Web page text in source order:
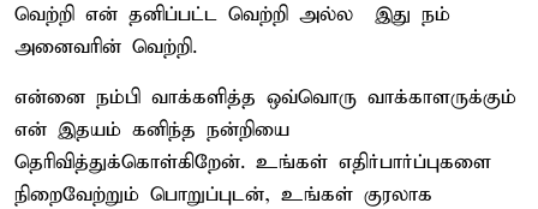
வெற்றி என் தனிப்பட்ட வெற்றி அல்ல – இது நம்
அனைவரின் வெற்றி.
என்னை நம்பி வாக்களித்த ஒவ்வொரு வாக்காளருக்கும்
என் இதயம் கனிந்த நன்றியை
தெரிவித்துக்கொள்கிறேன். உங்கள் எதிர்பார்ப்புகளை
நிறைவேற்றும் பொறுப்புடன், உங்கள் குரலாக